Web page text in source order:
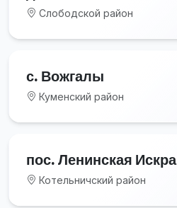
Слободской район
с. Вожгалы
Куменский район
пос. Ленинская Искра
Котельничский район